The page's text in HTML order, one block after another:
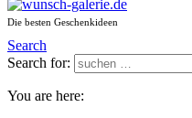
Die besten Geschenkideen
Search
Search for:
You are here: